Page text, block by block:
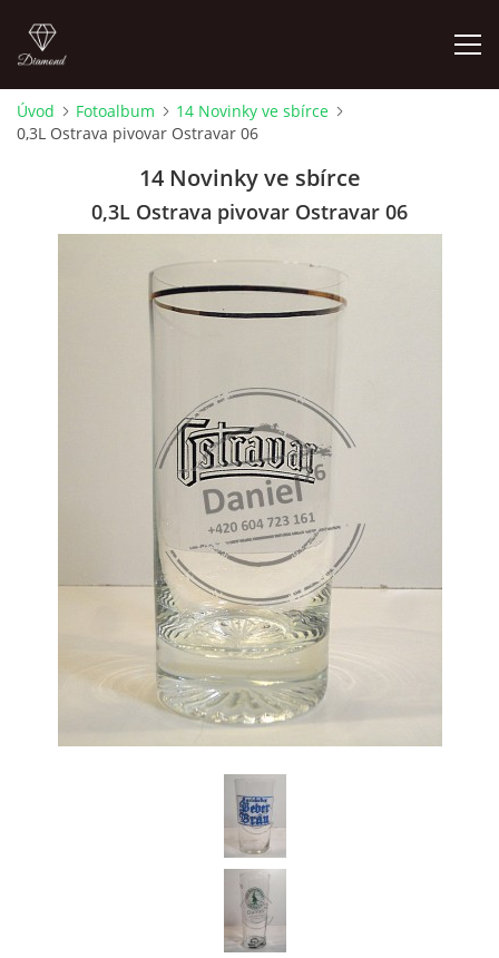
ÚVOD
FOTOALBUM
SKLENICE NA VÝMĚNU
KOUPÍM STARŠÍ PIVNÍ SKLENICE 604 723 161
Daniel Česká Republika
Koupím starší pivní sklenice z českých pivovarů a jiné pivní relikvie.
Jednotlivě i celé sbírky pivního skla.Dobře zaplatím.Po domluvě za
Vámi kdykoli a kamkoli rád přijedu.Předem Vám děkuji za
nabídky.Volejte prosím na tel.: 604 723 161 (stačí prozvonit zavolám
Vám zpět) nebo pište na email: Dandan76@seznam.cz
Aktualizováno: 7. 6. 2026
Úvod Fotoalbum
14 Novinky ve sbírce
0,3L Ostrava pivovar Ostravar 06
14 Novinky ve sbírce
0,3L Ostrava pivovar Ostravar 06